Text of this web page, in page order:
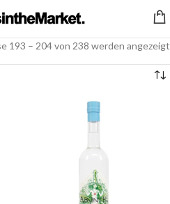
193 – 204 von 238 werden angezeigt